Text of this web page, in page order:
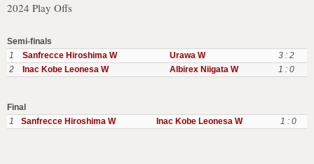
2024 Play Offs
Semi-finals
1
Sanfrecce Hiroshima W Urawa W
3 : 2
2
Inac Kobe Leonesa W Albirex Niigata W 1 : 0
Final
1
Sanfrecce Hiroshima W Inac Kobe Leonesa W 1 : 0